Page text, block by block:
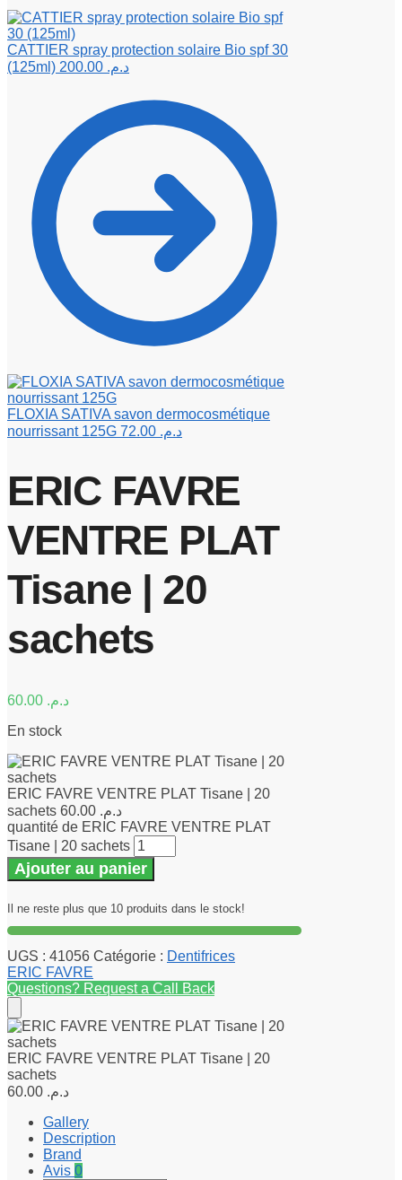
CATTIER spray protection solaire Bio spf 30
(125ml)
د.م.
FLOXIA SATIVA savon dermocosmétique
nourrissant 125G
د.م.
ERIC FAVRE
VENTRE PLAT
Tisane | 20
sachets
د.م.
En stock
ERIC FAVRE VENTRE PLAT Tisane | 20
sachets
د.م.
quantité de ERIC FAVRE VENTRE PLAT
Tisane | 20 sachets
Ajouter au panier
Il ne reste plus que 10 produits dans le stock!
UGS : 41056 Catégorie : Dentifrices
ERIC FAVRE
Questions? Request a Call Back
ERIC FAVRE VENTRE PLAT Tisane | 20
sachets
د.م.
Gallery
Description
Brand
Avis 0